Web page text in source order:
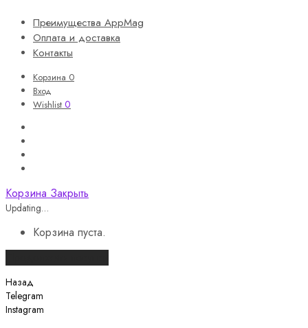
Преимущества AppMag
Оплата и доставка
Контакты
Корзина 0
Вход
Wishlist 0
Корзина Закрыть
Updating…
Корзина пуста.
Назад
Telegram
Instagram